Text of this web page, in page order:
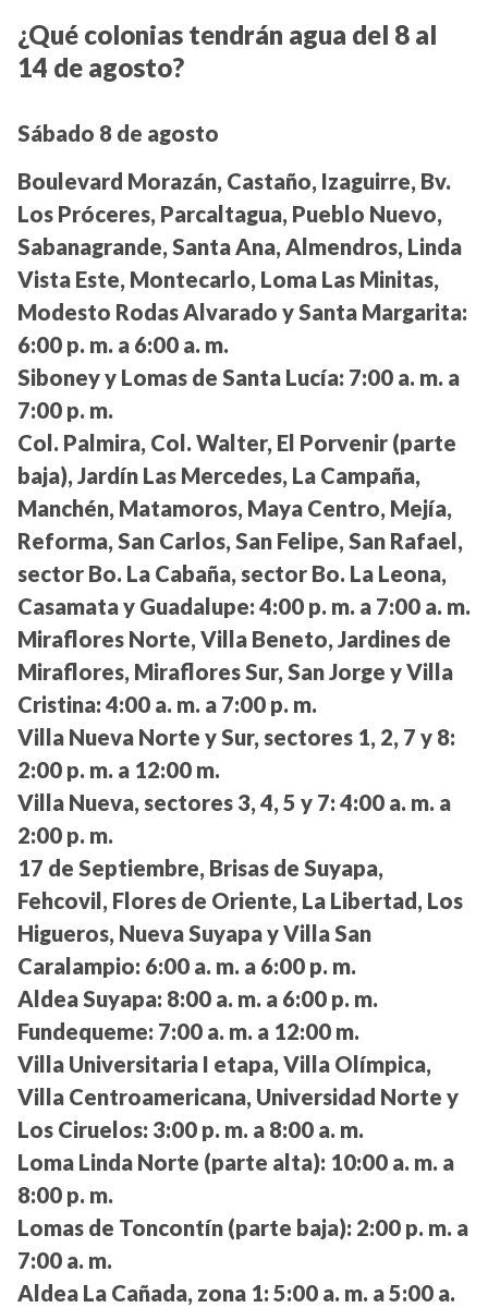
¿Qué colonias tendrán agua del 8 al
14 de agosto?
Sábado 8 de agosto
Boulevard Morazán, Castaño, Izaguirre, Bv.
Los Próceres, Parcaltagua, Pueblo Nuevo,
Sabanagrande, Santa Ana, Almendros, Linda
Vista Este, Montecarlo, Loma Las Minitas,
Modesto Rodas Alvarado y Santa Margarita:
6:00 p. m. a 6:00 a. m.
Siboney y Lomas de Santa Lucía: 7:00 a. m. a
7:00 p. m.
Col. Palmira, Col. Walter, El Porvenir (parte
baja), Jardín Las Mercedes, La Campaña,
Manchén, Matamoros, Maya Centro, Mejía,
Reforma, San Carlos, San Felipe, San Rafael,
sector Bo. La Cabaña, sector Bo. La Leona,
Casamata y Guadalupe: 4:00 p. m. a 7:00 a. m.
Miraflores Norte, Villa Beneto, Jardines de
Miraflores, Miraflores Sur, San Jorge y Villa
Cristina: 4:00 a. m. a 7:00 p. m.
Villa Nueva Norte y Sur, sectores 1, 2, 7 y 8:
2:00 p. m. a 12:00 m.
Villa Nueva, sectores 3, 4, 5 y 7: 4:00 a. m. a
2:00 p. m.
17 de Septiembre, Brisas de Suyapa,
Fehcovil, Flores de Oriente, La Libertad, Los
Higueros, Nueva Suyapa y Villa San
Caralampio: 6:00 a. m. a 6:00 p. m.
Aldea Suyapa: 8:00 a. m. a 6:00 p. m.
Fundequeme: 7:00 a. m. a 12:00 m.
Villa Universitaria I etapa, Villa Olímpica,
Villa Centroamericana, Universidad Norte y
Los Ciruelos: 3:00 p. m. a 8:00 a. m.
Loma Linda Norte (parte alta): 10:00 a. m. a
8:00 p. m.
Lomas de Toncontín (parte baja): 2:00 p. m. a
7:00 a. m.
Aldea La Cañada, zona 1: 5:00 a. m. a 5:00 a.